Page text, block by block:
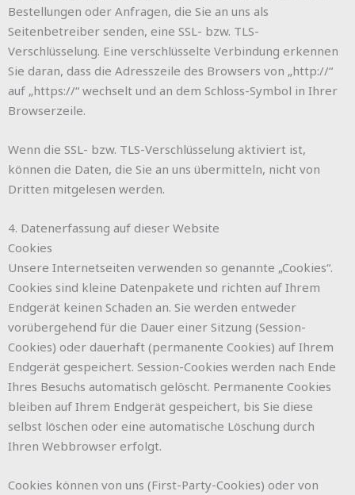
Bestellungen oder Anfragen, die Sie an uns als
Seitenbetreiber senden, eine SSL- bzw. TLS-
Verschlüsselung. Eine verschlüsselte Verbindung erkennen
Sie daran, dass die Adresszeile des Browsers von „http://“
auf „https://“ wechselt und an dem Schloss-Symbol in Ihrer
Browserzeile.
Wenn die SSL- bzw. TLS-Verschlüsselung aktiviert ist,
können die Daten, die Sie an uns übermitteln, nicht von
Dritten mitgelesen werden.
4. Datenerfassung auf dieser Website
Cookies
Unsere Internetseiten verwenden so genannte „Cookies“.
Cookies sind kleine Datenpakete und richten auf Ihrem
Endgerät keinen Schaden an. Sie werden entweder
vorübergehend für die Dauer einer Sitzung (Session-
Cookies) oder dauerhaft (permanente Cookies) auf Ihrem
Endgerät gespeichert. Session-Cookies werden nach Ende
Ihres Besuchs automatisch gelöscht. Permanente Cookies
bleiben auf Ihrem Endgerät gespeichert, bis Sie diese
selbst löschen oder eine automatische Löschung durch
Ihren Webbrowser erfolgt.
Cookies können von uns (First-Party-Cookies) oder von